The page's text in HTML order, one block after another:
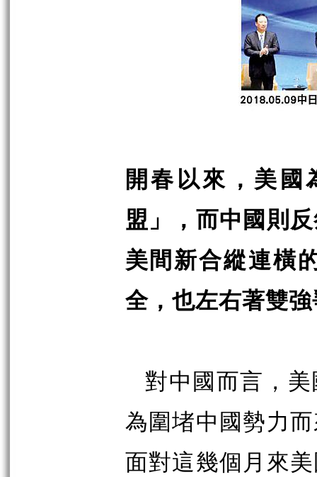
開春以來，美國
盟」，而中國則
美間新合縱連橫
全，也左右著雙
對中國而言，
為圍堵中國勢力
面對這幾個月來